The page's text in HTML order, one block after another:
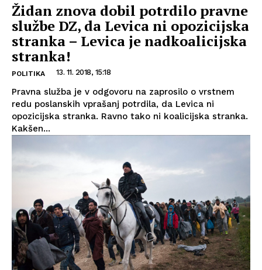
Židan znova dobil potrdilo pravne
službe DZ, da Levica ni opozicijska
stranka – Levica je nadkoalicijska
stranka!
POLITIKA 13. 11. 2018, 15:18
Pravna služba je v odgovoru na zaprosilo o vrstnem
redu poslanskih vprašanj potrdila, da Levica ni
opozicijska stranka. Ravno tako ni koalicijska stranka.
Kakšen...